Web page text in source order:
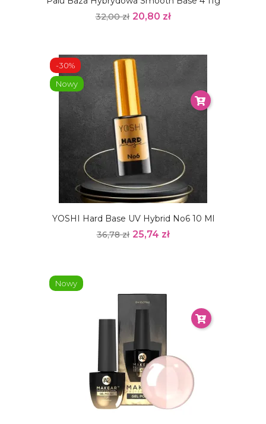
32,00 zł 20,80 zł
YOSHI Hard Base UV Hybrid No6 10 Ml
36,78 zł 25,74 zł
-30%
Nowy
Nowy